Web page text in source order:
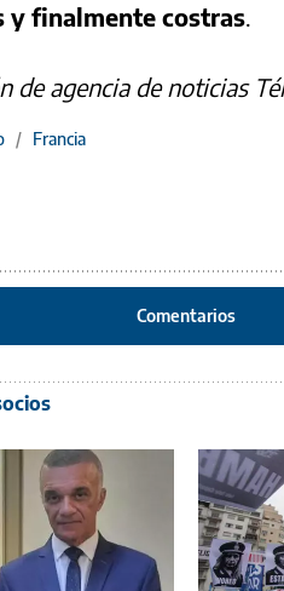
y finalmente costras.
de agencia de noticias
/ Francia
Comentarios